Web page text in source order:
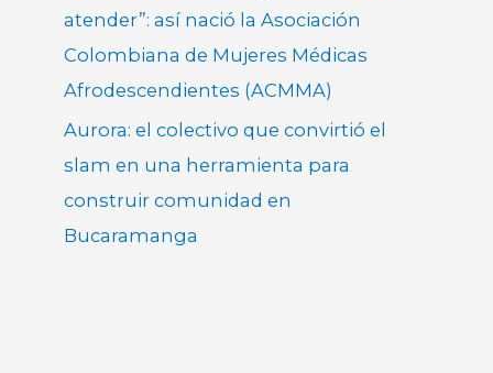
atender”: así nació la Asociación
Colombiana de Mujeres Médicas
Afrodescendientes (ACMMA)
Aurora: el colectivo que convirtió el
slam en una herramienta para
construir comunidad en
Bucaramanga